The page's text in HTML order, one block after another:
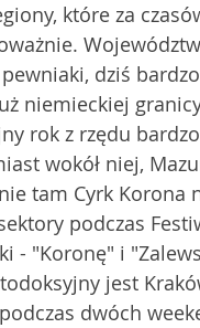
które za
dziś
niemieckiej granicy
rok z rzędu
wokół niej,
tam Cyrk Korona
podczas
- "Koronę" i
jest
dwóch